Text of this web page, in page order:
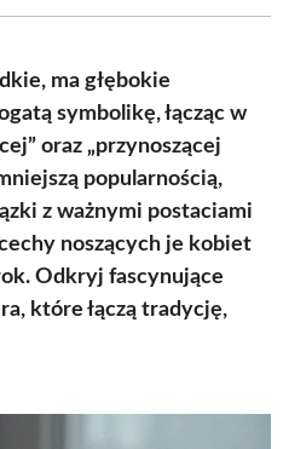
ma głębokie
symbolikę, łącząc w
oraz „przynoszącej
popularnością,
z ważnymi postaciami
noszących je kobiet
Odkryj fascynujące
które łączą tradycję,